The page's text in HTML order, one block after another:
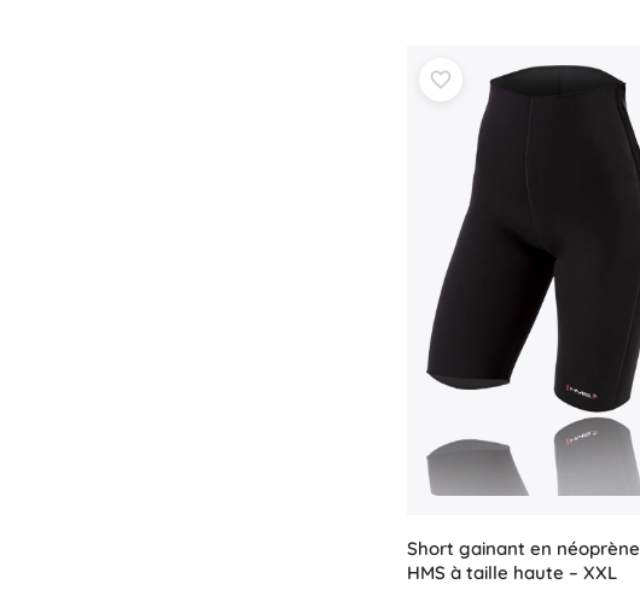
Short gainant en néoprène
HMS à taille haute – XXL